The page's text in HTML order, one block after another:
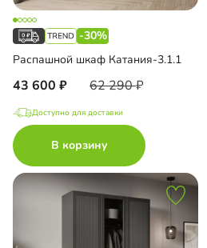
-30%
Распашной шкаф Катания-3.1.1
43 600 62 290
Доступно для доставки
В корзину